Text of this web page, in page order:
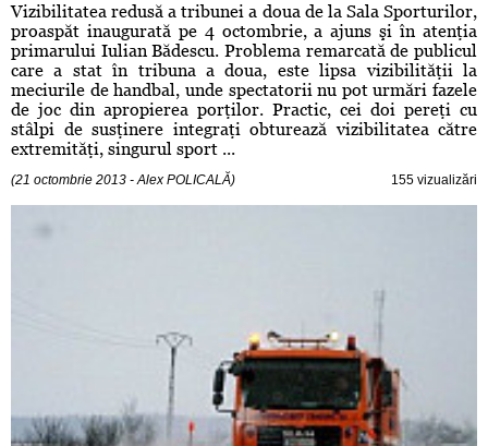
Vizibilitatea redusă a tribunei a doua de la Sala Sporturilor,
proaspăt inaugurată pe 4 octombrie, a ajuns şi în atenţia
primarului Iulian Bădescu. Problema remarcată de publicul
care a stat în tribuna a doua, este lipsa vizibilităţii la
meciurile de handbal, unde spectatorii nu pot urmări fazele
de joc din apropierea porţilor. Practic, cei doi pereţi cu
stâlpi de susţinere integraţi obturează vizibilitatea către
extremităţi, singurul sport ...
(21 octombrie 2013 - Alex POLICALĂ) 155 vizualizări